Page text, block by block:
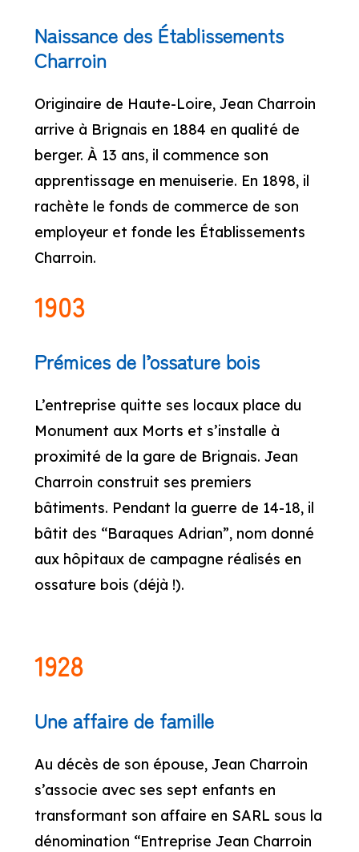
Naissance des Établissements
Charroin
Originaire de Haute-Loire, Jean Charroin
arrive à Brignais en 1884 en qualité de
berger. À 13 ans, il commence son
apprentissage en menuiserie. En 1898, il
rachète le fonds de commerce de son
employeur et fonde les Établissements
Charroin.
1903
Prémices de l’ossature bois
L’entreprise quitte ses locaux place du
Monument aux Morts et s’installe à
proximité de la gare de Brignais. Jean
Charroin construit ses premiers
bâtiments. Pendant la guerre de 14-18, il
bâtit des “Baraques Adrian”, nom donné
aux hôpitaux de campagne réalisés en
ossature bois (déjà !).
1928
Une affaire de famille
Au décès de son épouse, Jean Charroin
s’associe avec ses sept enfants en
transformant son affaire en SARL sous la
dénomination “Entreprise Jean Charroin